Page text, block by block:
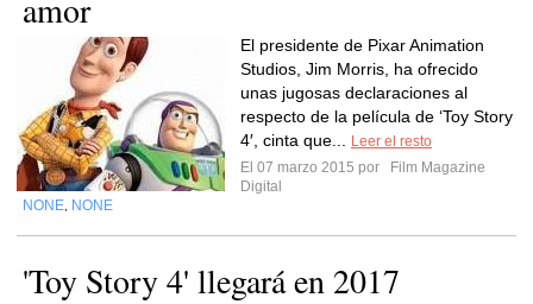
amor
El presidente de Pixar Animation
Studios, Jim Morris, ha ofrecido
unas jugosas declaraciones al
respecto de la película de ‘Toy Story
4′, cinta que...
Leer el resto
El 07 marzo 2015 por
Film Magazine
Digital
NONE NONE
'Toy Story 4' llegará en 2017